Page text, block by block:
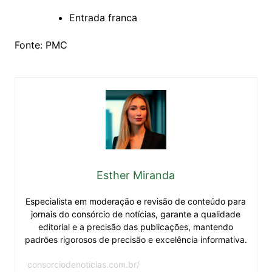
Entrada franca
Fonte: PMC
Esther Miranda
Especialista em moderação e revisão de conteúdo para
jornais do consórcio de notícias, garante a qualidade
editorial e a precisão das publicações, mantendo
padrões rigorosos de precisão e excelência informativa.
consorciodenoticias.com.br/